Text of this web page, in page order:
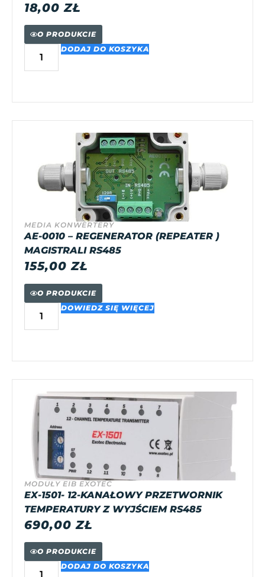
18,00ZŁ
O PRODUKCIE
DODAJ DO KOSZYKA
MEDIA KONWERTERY
AE-0010 – REGENERATOR (REPEATER )
MAGISTRALI RS485
155,00ZŁ
O PRODUKCIE
DOWIEDZ SIĘ WIĘCEJ
MODUŁY EIB EXOTEC
EX-1501- 12-KANAŁOWY PRZETWORNIK
TEMPERATURY Z WYJŚCIEM RS485
690,00ZŁ
O PRODUKCIE
DODAJ DO KOSZYKA